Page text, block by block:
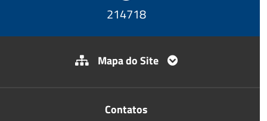
229790
Mapa do Site
Contatos